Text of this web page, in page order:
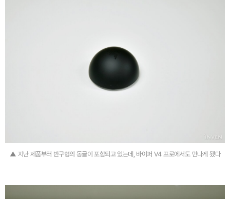
▲ 지난 제품부터 반구형의 동글이 포함되고 있는데, 바이퍼 V4 프로에서도 만나게 됐다